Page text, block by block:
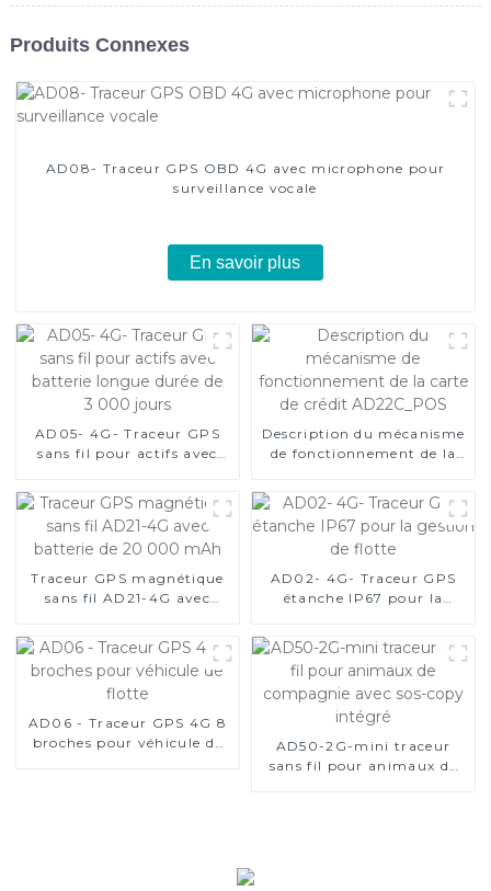
Produits Connexes
AD08- Traceur GPS OBD 4G avec microphone pour
surveillance vocale
En savoir plus
AD05- 4G- Traceur GPS
sans fil pour actifs avec
Description du mécanisme
de fonctionnement de la
Traceur GPS magnétique
sans fil AD21-4G avec
AD02- 4G- Traceur GPS
étanche IP67 pour la
AD06 - Traceur GPS 4G 8
broches pour véhicule de
AD50-2G-mini traceur
sans fil pour animaux de